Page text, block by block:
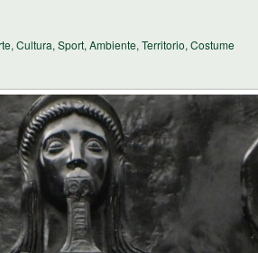
Cultura, Sport, Ambiente, Territorio, Costume